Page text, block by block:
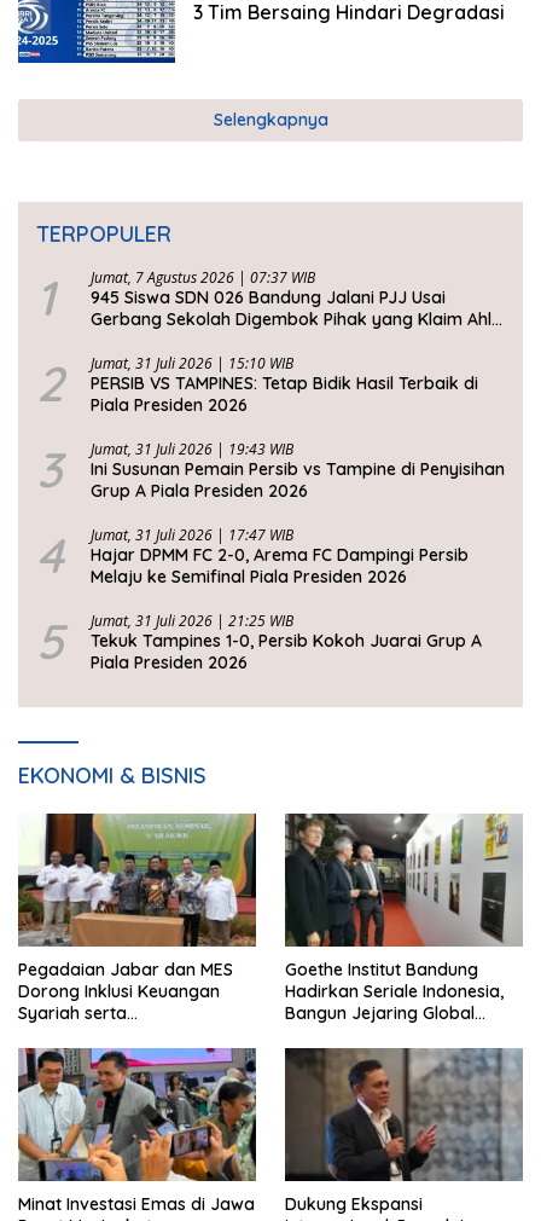
3 Tim Bersaing Hindari Degradasi
Selengkapnya
TERPOPULER
1 Jumat, 7 Agustus 2026 | 07:37 WIB
945 Siswa SDN 026 Bandung Jalani PJJ Usai
Gerbang Sekolah Digembok Pihak yang Klaim Ahli
2 Jumat, 31 Juli 2026 | 15:10 WIB
PERSIB VS TAMPINES: Tetap Bidik Hasil Terbaik di
Piala Presiden 2026
3 Jumat, 31 Juli 2026 | 19:43 WIB
Ini Susunan Pemain Persib vs Tampine di Penyisihan
Grup A Piala Presiden 2026
4 Jumat, 31 Juli 2026 | 17:47 WIB
Hajar DPMM FC 2-0, Arema FC Dampingi Persib
Melaju ke Semifinal Piala Presiden 2026
5 Jumat, 31 Juli 2026 | 21:25 WIB
Tekuk Tampines 1-0, Persib Kokoh Juarai Grup A
Piala Presiden 2026
EKONOMI & BISNIS
Pegadaian Jabar dan MES
Dorong Inklusi Keuangan
Syariah serta
Goethe Institut Bandung
Hadirkan Seriale Indonesia,
Bangun Jejaring Global
Minat Investasi Emas di Jawa
Dukung Ekspansi